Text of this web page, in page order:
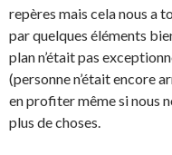
repères mais cela nous a
par quelques éléments
plan n’était pas
(personne n’était encore
en profiter même si nous
plus de choses.